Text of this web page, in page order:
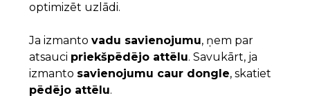
optimizēt uzlādi.
Ja izmanto vadu savienojumu, ņem par
atsauci priekšpēdējo attēlu. Savukārt, ja
izmanto savienojumu caur dongle, skatiet
pēdējo attēlu.